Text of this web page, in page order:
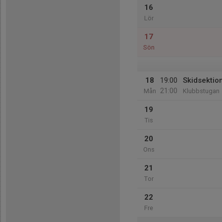
16
Lör
17
Sön
18
Mån
19:00
21:00
Klubbstugan
19
Tis
20
Ons
21
Tor
22
Fre